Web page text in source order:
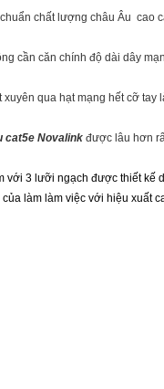
chất lượng châu Âu cao
cần căn chính độ dài dây
qua hạt mạng hết cỡ
cat5e Novalinkđược lâu hơn
3 lưỡi ngạch được thiết kế
làm làm việc với hiệu xuất